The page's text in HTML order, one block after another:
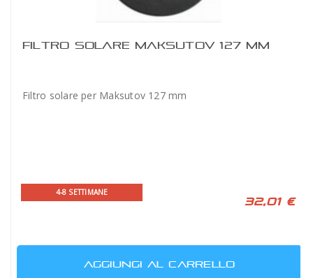
FILTRO SOLARE MAKSUTOV 127 MM
Filtro solare per Maksutov 127 mm
4-8 SETTIMANE
32,01 €
AGGIUNGI AL CARRELLO